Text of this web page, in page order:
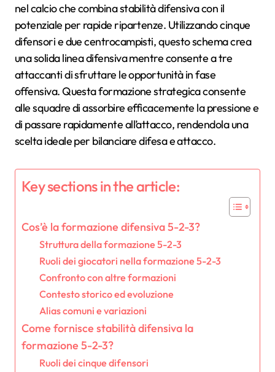
nel calcio che combina stabilità difensiva con il
potenziale per rapide ripartenze. Utilizzando cinque
difensori e due centrocampisti, questo schema crea
una solida linea difensiva mentre consente a tre
attaccanti di sfruttare le opportunità in fase
offensiva. Questa formazione strategica consente
alle squadre di assorbire efficacemente la pressione e
di passare rapidamente all’attacco, rendendola una
scelta ideale per bilanciare difesa e attacco.
Key sections in the article:
Cos’è la formazione difensiva 5-2-3?
Struttura della formazione 5-2-3
Ruoli dei giocatori nella formazione 5-2-3
Confronto con altre formazioni
Contesto storico ed evoluzione
Alias comuni e variazioni
Come fornisce stabilità difensiva la
formazione 5-2-3?
Ruoli dei cinque difensori